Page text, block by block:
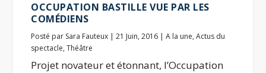
OCCUPATION BASTILLE VUE PAR LES
COMÉDIENS
Posté par Sara Fauteux |21 Juin, 2016 |A la une,Actus du
spectacle,Théâtre
Projet novateur et étonnant, l’Occupation